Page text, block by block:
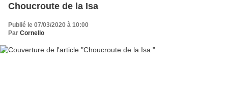
Choucroute de la Isa
Publié le 07/03/2020 à 10:00
Par Cornello